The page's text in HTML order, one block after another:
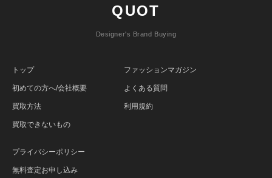
QUOT
Designer's Brand Buying
トップ
初めての方へ/会社概要
買取方法
買取できないもの
ファッションマガジン
よくある質問
利用規約
プライバシーポリシー
無料査定お申し込み